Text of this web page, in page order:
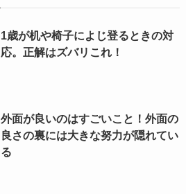
1歳が机や椅子によじ登るときの対
応。正解はズバリこれ！
外面が良いのはすごいこと！外面の
良さの裏には大きな努力が隠れてい
る